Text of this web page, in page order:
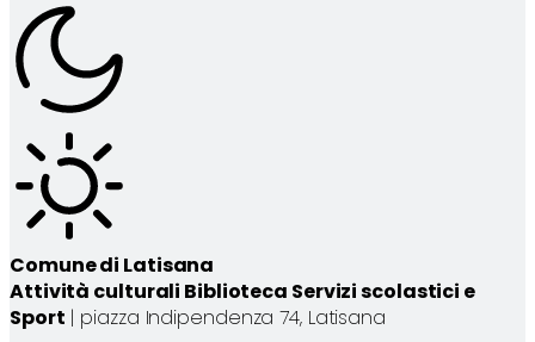
Comune di Latisana
Attività culturali Biblioteca Servizi scolastici e
Sport | piazza Indipendenza 74, Latisana